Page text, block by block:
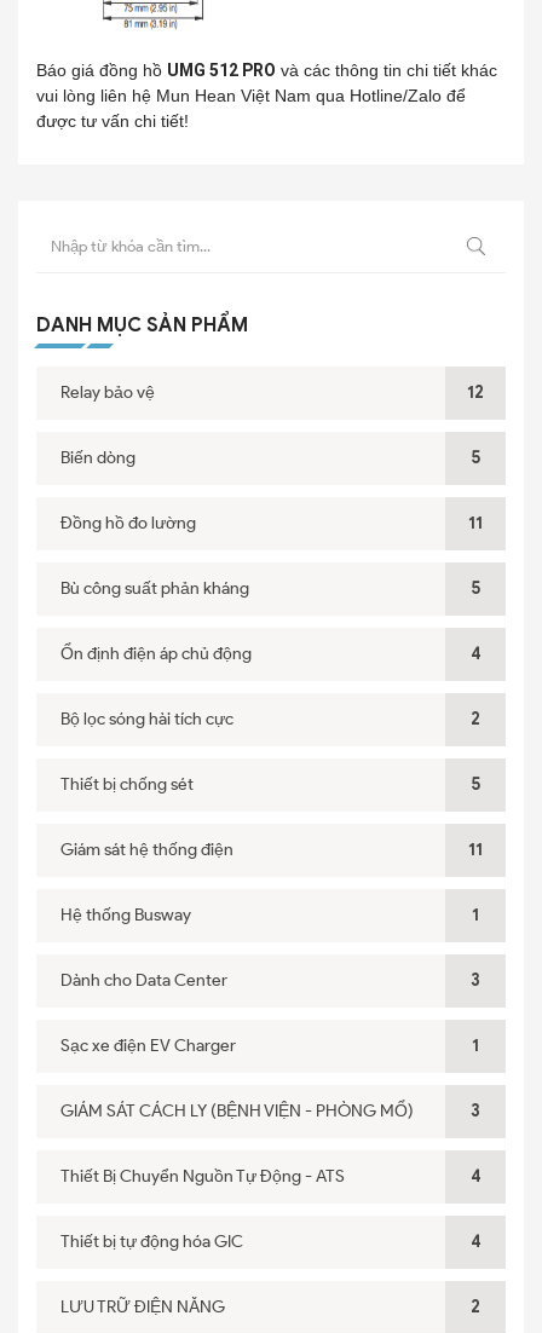
Báo giá đồng hồ UMG 512 PRO và các thông tin chi tiết khác
vui lòng liên hệ Mun Hean Việt Nam qua Hotline/Zalo để
được tư vấn chi tiết!
DANH MỤC SẢN PHẨM
Relay bảo vệ 12
Biến dòng 5
Đồng hồ đo lường 11
Bù công suất phản kháng 5
Ổn định điện áp chủ động 4
Bộ lọc sóng hài tích cực 2
Thiết bị chống sét 5
Giám sát hệ thống điện 11
Hệ thống Busway 1
Dành cho Data Center 3
Sạc xe điện EV Charger 1
GIÁM SÁT CÁCH LY (BỆNH VIỆN - PHÒNG MỔ) 3
Thiết Bị Chuyển Nguồn Tự Động - ATS 4
Thiết bị tự động hóa GIC 4
LƯU TRỮ ĐIỆN NĂNG 2